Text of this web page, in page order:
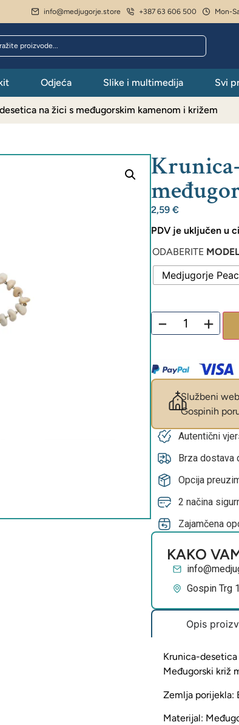
info@medjugorje.store +387 63 606 500 Mon-
Odjeća Slike i multimedija Svi
na žici s međugorskim kamenom i križem
2,59 €
PDV je uključen u
ODABERITE
Medjugorje
− +
Službeni
Gospinih
Autentični
Brza dostava
Opcija
2 načina
Zajamčena
KAKO
Gospin Trg
Opis
Krunica-
Međugorski križ
Zemlja porijekla:
Materijal: